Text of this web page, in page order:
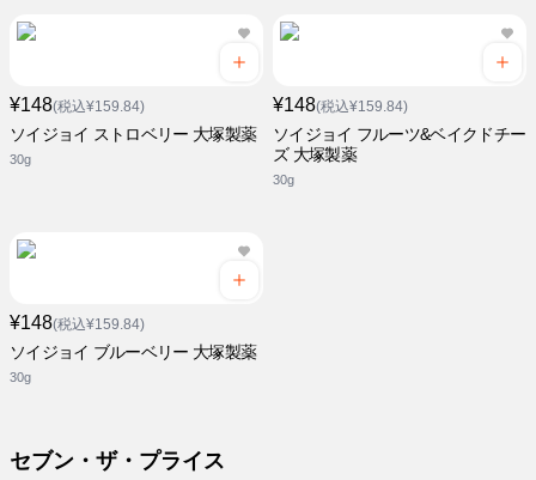
¥148(税込¥159.84)
ソイジョイ ストロベリー 大塚製薬
30g
¥148(税込¥159.84)
ソイジョイ フルーツ&ベイクドチー
ズ 大塚製薬
30g
¥148(税込¥159.84)
ソイジョイ ブルーベリー 大塚製薬
30g
セブン・ザ・プライス